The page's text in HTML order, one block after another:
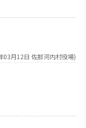
03月12日 佐那河内村役場)